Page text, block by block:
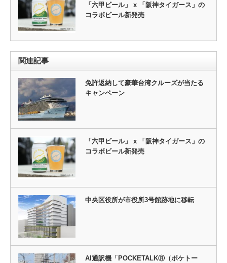
「六甲ビール」 x 「阪神タイガース」の
コラボビール新発売
関連記事
免許返納して豪華台湾クルーズが当たる
キャンペーン
「六甲ビール」 x 「阪神タイガース」の
コラボビール新発売
中央区役所が市役所3号館跡地に移転
AI通訳機「POCKETALKⓇ（ポケトー